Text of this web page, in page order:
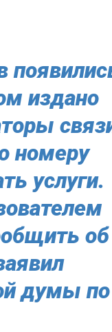
издано
номеру
услуги.
об
думы по